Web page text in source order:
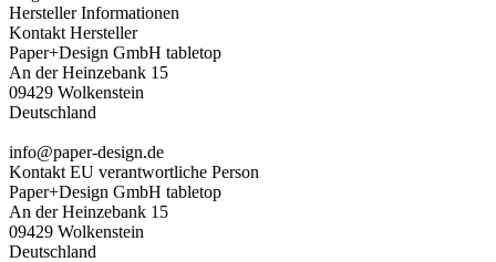
Hersteller Informationen
Kontakt Hersteller
Paper+Design GmbH tabletop
An der Heinzebank 15
09429 Wolkenstein
Deutschland
info@paper-design.de
Kontakt EU verantwortliche Person
Paper+Design GmbH tabletop
An der Heinzebank 15
09429 Wolkenstein
Deutschland